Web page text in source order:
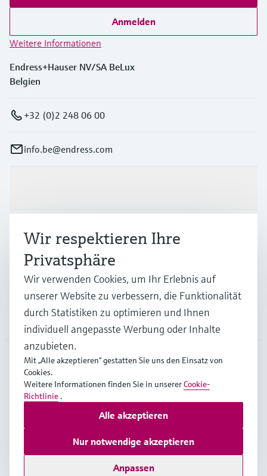
Anmelden
Weitere Informationen
Endress+Hauser NV/SA BeLux
Belgien
+32 (0)2 248 06 00
info.be@endress.com
Branchen
Support
Unternehmen
BEL
Copyright © Endress+Hauser Group Services AG
Nutzungsbedingungen
Datenschutz
Wir respektieren Ihre
Privatsphäre
Wir verwenden Cookies, um Ihr Erlebnis auf
unserer Website zu verbessern, die Funktionalität
durch Statistiken zu optimieren und Ihnen
individuell angepasste Werbung oder Inhalte
anzubieten.
Mit „Alle akzeptieren“ gestatten Sie uns den Einsatz von
Cookies.
Weitere Informationen finden Sie in unsererCookie-
Richtlinie .
Anpassen
Nur notwendige akzeptieren
Alle akzeptieren